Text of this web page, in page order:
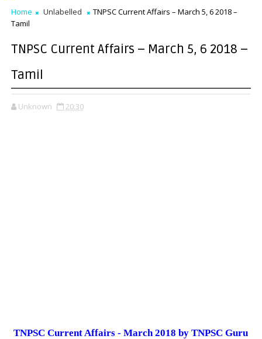
Home Unlabelled
TNPSC Current Affairs – March 5, 6 2018 –
Tamil
TNPSC Current Affairs – March 5, 6 2018 –
Tamil
Unknown 20:30
TNPSC Current Affairs - March 2018 by TNPSC Guru